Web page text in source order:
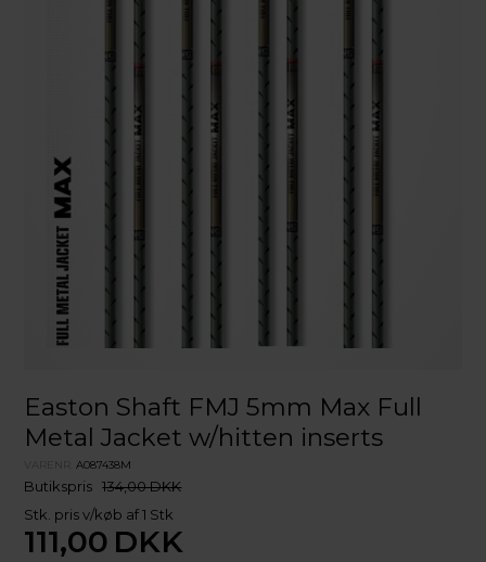
Easton Shaft FMJ 5mm Max Full
Metal Jacket w/hitten inserts
VARENR.A087438M
Butikspris 134,00 DKK
Stk. pris v/køb af 1 Stk
111,00 DKK